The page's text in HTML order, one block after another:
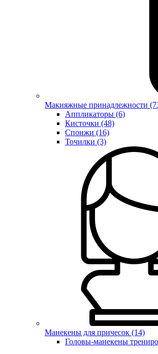
Макияжные принадлежности
Аппликаторы (6)
Кисточки (48)
Спонжи (16)
Точилки (3)
Манекены для причесок (14)
Головы-манекены